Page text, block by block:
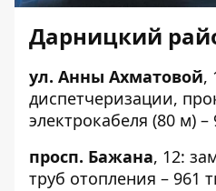
Дарницкий
ул. Анны Ахматовой,
диспетчеризации,
электрокабеля (80 м) –
просп. Бажана, 12:
труб отопления – 961